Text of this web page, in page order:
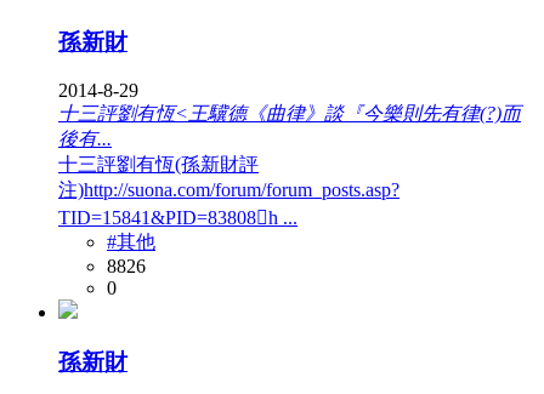
孫新財
2014-8-29
十三評劉有恆<王驥德《曲律》談『今樂則先有律(?)而
後有...
十三評劉有恆(孫新財評
注)http://suona.com/forum/forum_posts.asp?
TID=15841&PID=83808𔝠h ...
#其他
8826
0
孫新財